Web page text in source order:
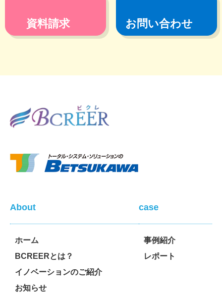
資料請求 お問い合わせ
About
ホーム
BCREERとは？
イノベーションのご紹介
お知らせ
case
事例紹介
レポート